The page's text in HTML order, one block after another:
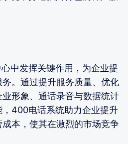
中发挥关键作用，为企业提
。通过提升服务质量、优化
形象、通话录音与数据统计
400电话系统助力企业提升
本，使其在激烈的市场竞争